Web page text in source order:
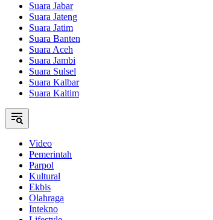
Suara Jabar
Suara Jateng
Suara Jatim
Suara Banten
Suara Aceh
Suara Jambi
Suara Sulsel
Suara Kalbar
Suara Kaltim
Video
Pemerintah
Parpol
Kultural
Ekbis
Olahraga
Intekno